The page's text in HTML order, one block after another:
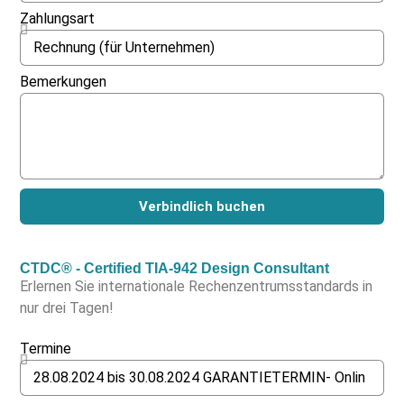
Zahlungsart
Bemerkungen
Verbindlich buchen
CTDC® - Certified TIA-942 Design Consultant
Erlernen Sie internationale Rechenzentrumsstandards in
nur drei Tagen!
Termine